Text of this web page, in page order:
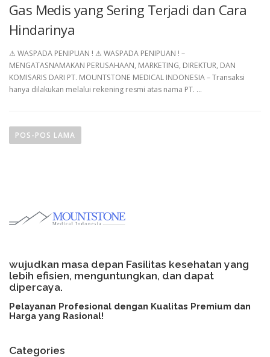
Gas Medis yang Sering Terjadi dan Cara
Hindarinya
⚠︎ WASPADA PENIPUAN ! ⚠︎ WASPADA PENIPUAN ! –
MENGATASNAMAKAN PERUSAHAAN, MARKETING, DIREKTUR, DAN
KOMISARIS DARI PT. MOUNTSTONE MEDICAL INDONESIA – Transaksi
hanya dilakukan melalui rekening resmi atas nama PT. …
a
i
o
s
POS-POS LAMA
wujudkan masa depan Fasilitas kesehatan yang
lebih efisien, menguntungkan, dan dapat
dipercaya.
Pelayanan Profesional dengan Kualitas Premium dan
Harga yang Rasional!​
Categories